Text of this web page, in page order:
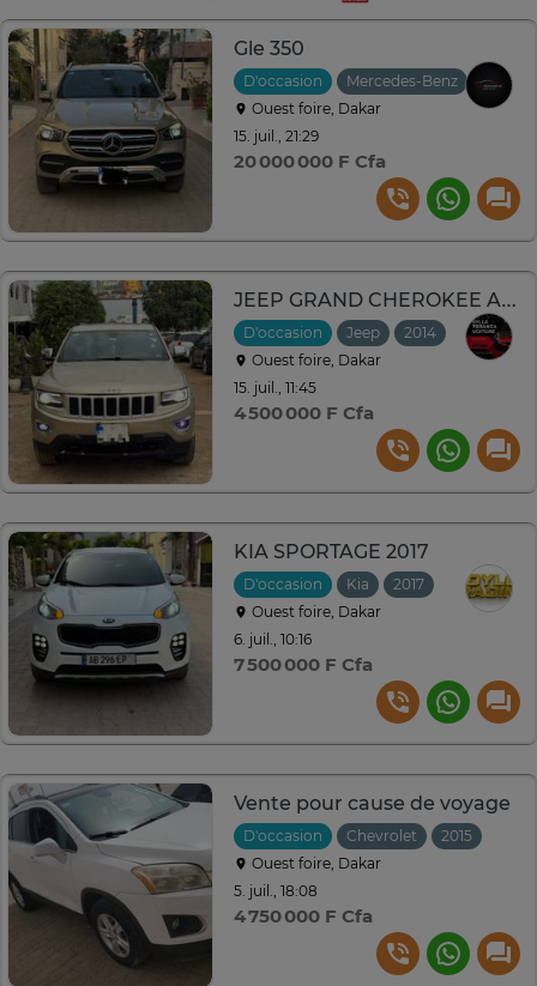
Gle 350
D'occasion Mercedes-Benz
2020
Ouest foire, Dakar
15. juil., 21:29
20 000 000 F Cfa
JEEP GRAND CHEROKEE Année :2014
D'occasion Jeep 2014
Manuelle
Ouest foire, Dakar
15. juil., 11:45
4 500 000 F Cfa
KIA SPORTAGE 2017
D'occasion Kia 2017
Ouest foire, Dakar
6. juil., 10:16
7 500 000 F Cfa
Vente pour cause de voyage
D'occasion Chevrolet 2015
Ouest foire, Dakar
5. juil., 18:08
4 750 000 F Cfa